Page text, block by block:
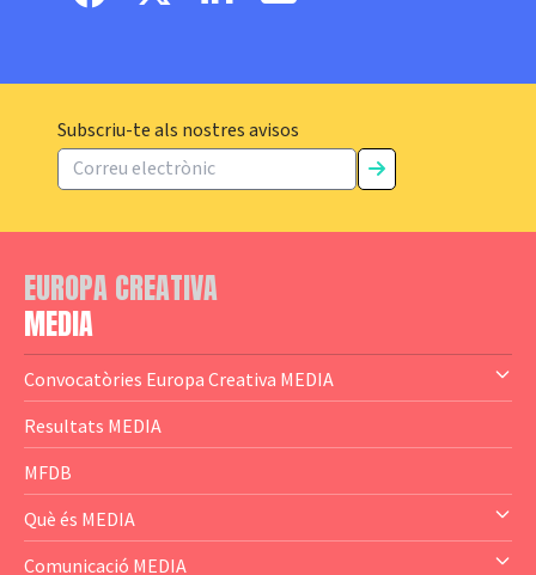
Subscriu-te als nostres avisos
EUROPA CREATIVA
MEDIA
Convocatòries Europa Creativa MEDIA
— Content Cluster
— Business Cluster
— Audience Cluster
— Altres
Resultats MEDIA
MFDB
Què és MEDIA
— El subprograma MEDIA
Comunicació MEDIA